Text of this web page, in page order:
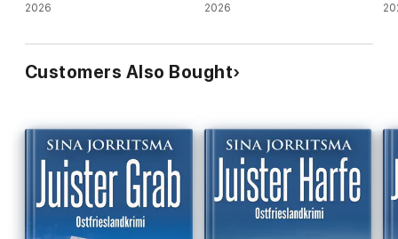
Krimi - Nordseekrimi
2026
Krimi - Nordseekrimi
2026
Customers Also Bought